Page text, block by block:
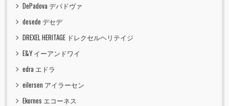
DePadova デパドヴァ
desede デセデ
DREXEL HERITAGE ドレクセルヘリテイジ
E&Y イーアンドワイ
edra エドラ
eilersen アイラーセン
Ekornes エコーネス